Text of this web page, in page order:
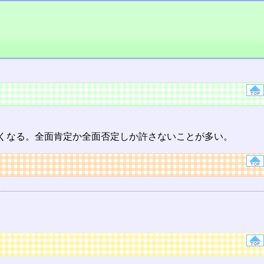
る。全面肯定か全面否定しか許さないことが多い。